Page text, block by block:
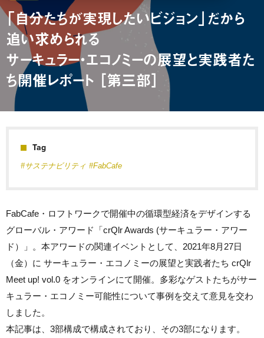
「自分たちが実現したいビジョン」だから
追い求められる
サーキュラー・エコノミーの展望と実践者た
ち開催レポート ［第三部］
Tag
#サステナビリティ #FabCafe
FabCafe・ロフトワークで開催中の循環型経済をデザインする
グローバル・アワード「crQlr Awards (サーキュラー・アワー
ド）」。本アワードの関連イベントとして、2021年8月27日
（金）に サーキュラー・エコノミーの展望と実践者たち crQlr
Meet up! vol.0 をオンラインにて開催。多彩なゲストたちがサー
キュラー・エコノミー可能性について事例を交えて意見を交わ
しました。
本記事は、3部構成で構成されており、その3部になります。